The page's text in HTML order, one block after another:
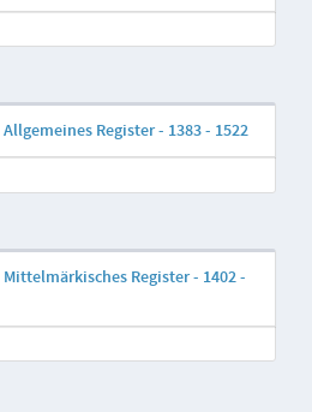
Allgemeines Register - 1383 - 1522
Mittelmärkisches Register - 1402 -